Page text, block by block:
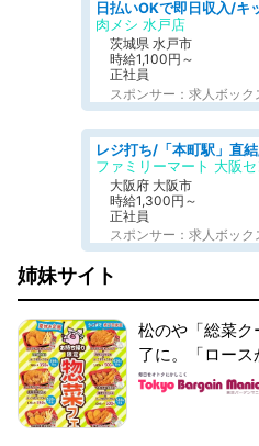
肉メシ 水戸店
茨城県 水戸市
時給1,100円～
正社員
スポンサー：求人ボック
ファミリーマート 大阪
大阪府 大阪市
時給1,300円～
正社員
スポンサー：求人ボック
姉妹サイト
松のや「総菜ク
了に。「ロー